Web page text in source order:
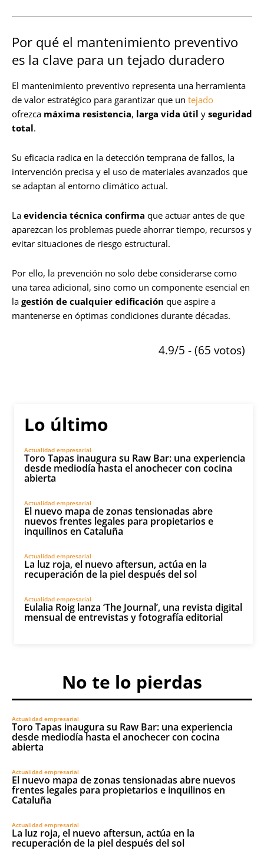
Por qué el mantenimiento preventivo
es la clave para un tejado duradero
El mantenimiento preventivo representa una herramienta
de valor estratégico para garantizar que un tejado
ofrezca máxima resistencia, larga vida útil y seguridad
total.
Su eficacia radica en la detección temprana de fallos, la
intervención precisa y el uso de materiales avanzados que
se adaptan al entorno climático actual.
La evidencia técnica confirma que actuar antes de que
aparezcan los problemas puede ahorrar tiempo, recursos y
evitar situaciones de riesgo estructural.
Por ello, la prevención no solo debe considerarse como
una tarea adicional, sino como un componente esencial en
la gestión de cualquier edificación que aspire a
mantenerse en óptimas condiciones durante décadas.
4.9/5 - (65 votos)
Lo último
Actualidad empresarial
Toro Tapas inaugura su Raw Bar: una experiencia
desde mediodía hasta el anochecer con cocina
abierta
Actualidad empresarial
El nuevo mapa de zonas tensionadas abre
nuevos frentes legales para propietarios e
inquilinos en Cataluña
Actualidad empresarial
La luz roja, el nuevo aftersun, actúa en la
recuperación de la piel después del sol
Actualidad empresarial
Eulalia Roig lanza ‘The Journal’, una revista digital
mensual de entrevistas y fotografía editorial
No te lo pierdas
Actualidad empresarial
Toro Tapas inaugura su Raw Bar: una experiencia
desde mediodía hasta el anochecer con cocina
abierta
Actualidad empresarial
El nuevo mapa de zonas tensionadas abre nuevos
frentes legales para propietarios e inquilinos en
Cataluña
Actualidad empresarial
La luz roja, el nuevo aftersun, actúa en la
recuperación de la piel después del sol